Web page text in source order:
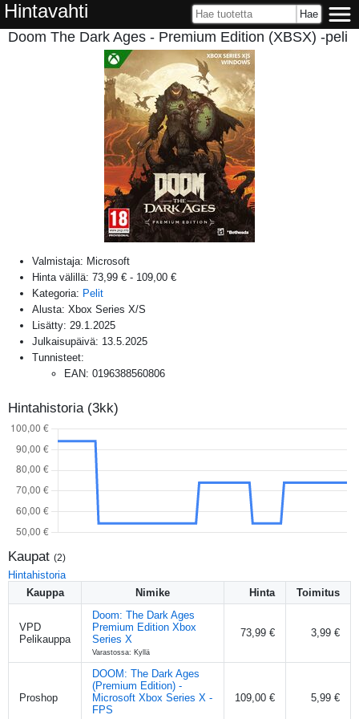
Hintavahti
Doom The Dark Ages - Premium Edition (XBSX) -peli
Valmistaja: Microsoft
Hinta välillä: 73,99 € - 109,00 €
Kategoria: Pelit
Alusta: Xbox Series X/S
Lisätty: 29.1.2025
Julkaisupäivä: 13.5.2025
Tunnisteet:
EAN: 0196388560806
Hintahistoria (3kk)
Kaupat (2)
Hintahistoria
Kauppa
Nimike Hinta Toimitus
VPD
Pelikauppa
Doom: The Dark Ages
Premium Edition Xbox
Series X
Varastossa: Kyllä
73,99 € 3,99 €
Proshop
DOOM: The Dark Ages
(Premium Edition) -
Microsoft Xbox Series X -
FPS
109,00 € 5,99 €